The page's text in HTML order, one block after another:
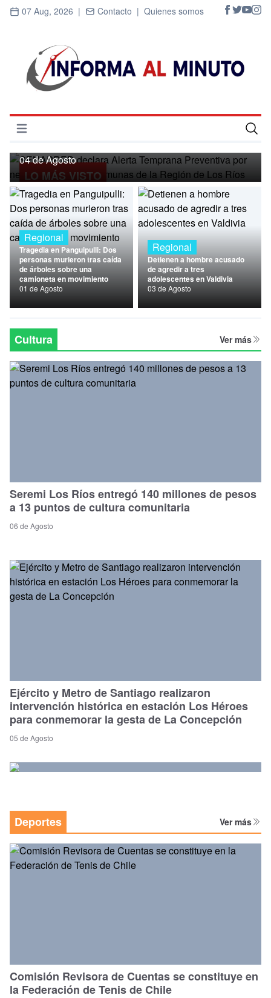
07 Aug, 2026 | Contacto | Quienes somos
Abrir menú
Inicio
Cultura
Deportes
Economía
Entrevistas
Nacional
Política
Regional
LO MÁS VISTO
Regional
SENAPRED declara Alerta Temprana
Preventiva por nevadas para ocho
04 de Agosto
Regional
Tragedia en Panguipulli: Dos
personas murieron tras caída
de árboles sobre una
camioneta en movimiento
01 de Agosto
Regional
Detienen a hombre acusado
de agredir a tres
adolescentes en Valdivia
03 de Agosto
Cultura Ver más
Seremi Los Ríos entregó 140 millones de pesos
a 13 puntos de cultura comunitaria
06 de Agosto
Ejército y Metro de Santiago realizaron
intervención histórica en estación Los Héroes
para conmemorar la gesta de La Concepción
05 de Agosto
Deportes Ver más
Comisión Revisora de Cuentas se constituye en
la Federación de Tenis de Chile